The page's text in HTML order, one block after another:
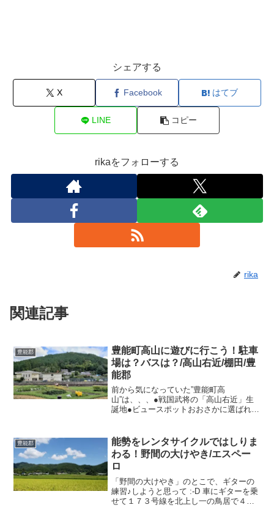
シェアする
X Facebook はてブ
LINE コピー
rikaをフォローする
rika
関連記事
豊能郡
豊能町高山に遊びに行こう！駐車
場は？バスは？/高山右近/棚田/豊
能郡
前から気になっていた”豊能町高
山”は、、、●戦国武将の「高山右近」生
誕地●ビュースポットおおさかに選ばれた
などなど、、、他にも気になるポイント
は多々あるのですがやはり「...
豊能郡
能勢をレンタサイクルではしりま
わる！野間の大けやき/エスペー
ロ
「野間の大けやき」のとこで、ギターの
練習♪しようと思って :-D 車にギターを乗
せて１７３号線を北上し一の鳥居で４７